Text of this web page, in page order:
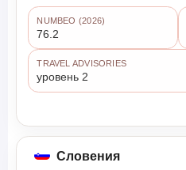
NUMBEO (2026)
76.2
TRAVEL ADVISORIES
уровень 2
Словения